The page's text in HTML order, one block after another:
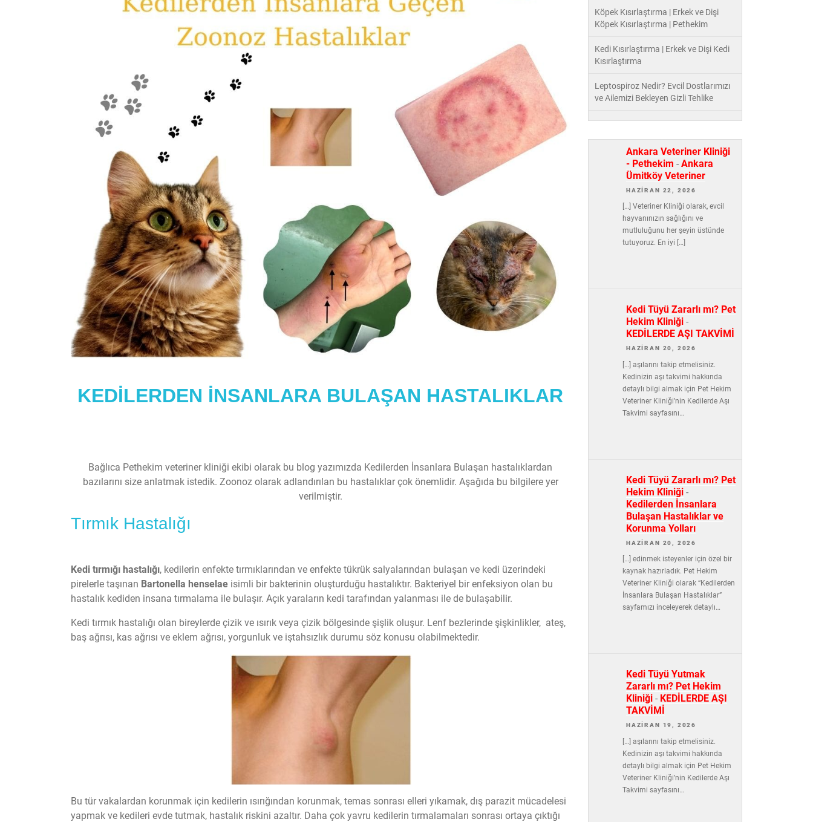
KEDİLERDEN İNSANLARA BULAŞAN HASTALIKLAR
Bağlıca Pethekim veteriner kliniği ekibi olarak bu blog yazımızda Kedilerden İnsanlara Bulaşan hastalıklardan
bazılarını size anlatmak istedik. Zoonoz olarak adlandırılan bu hastalıklar çok önemlidir. Aşağıda bu bilgilere yer
verilmiştir.
Tırmık Hastalığı
Kedi tırmığı hastalığı, kedilerin enfekte tırmıklarından ve enfekte tükrük salyalarından bulaşan ve kedi üzerindeki
pirelerle taşınan Bartonella henselae isimli bir bakterinin oluşturduğu hastalıktır. Bakteriyel bir enfeksiyon olan bu
hastalık kediden insana tırmalama ile bulaşır. Açık yaraların kedi tarafından yalanması ile de bulaşabilir.
Kedi tırmık hastalığı olan bireylerde çizik ve ısırık veya çizik bölgesinde şişlik oluşur. Lenf bezlerinde şişkinlikler, ateş,
baş ağrısı, kas ağrısı ve eklem ağrısı, yorgunluk ve iştahsızlık durumu söz konusu olabilmektedir.
Bu tür vakalardan korunmak için kedilerin ısırığından korunmak, temas sonrası elleri yıkamak, dış parazit mücadelesi
yapmak ve kedileri evde tutmak, hastalık riskini azaltır. Daha çok yavru kedilerin tırmalamaları sonrası ortaya çıktığı
Köpek Kısırlaştırma | Erkek ve Dişi
Köpek Kısırlaştırma | Pethekim
Kedi Kısırlaştırma | Erkek ve Dişi Kedi
Kısırlaştırma
Leptospiroz Nedir? Evcil Dostlarımızı
ve Ailemizi Bekleyen Gizli Tehlike
Ankara Veteriner Kliniği
- Pethekim - Ankara
Ümitköy Veteriner
HAZIRAN 22, 2026
[…] Veteriner Kliniği olarak, evcil
hayvanınızın sağlığını ve
mutluluğunu her şeyin üstünde
tutuyoruz. En iyi […]
Kedi Tüyü Zararlı mı? Pet
Hekim Kliniği -
KEDİLERDE AŞI TAKVİMİ
HAZIRAN 20, 2026
[…] aşılarını takip etmelisiniz.
Kedinizin aşı takvimi hakkında
detaylı bilgi almak için Pet Hekim
Veteriner Kliniği’nin Kedilerde Aşı
Takvimi sayfasını…
Kedi Tüyü Zararlı mı? Pet
Hekim Kliniği -
Kedilerden İnsanlara
Bulaşan Hastalıklar ve
Korunma Yolları
HAZIRAN 20, 2026
[…] edinmek isteyenler için özel bir
kaynak hazırladık. Pet Hekim
Veteriner Kliniği olarak “Kedilerden
İnsanlara Bulaşan Hastalıklar”
sayfamızı inceleyerek detaylı…
Kedi Tüyü Yutmak
Zararlı mı? Pet Hekim
Kliniği - KEDİLERDE AŞI
TAKVİMİ
HAZIRAN 19, 2026
[…] aşılarını takip etmelisiniz.
Kedinizin aşı takvimi hakkında
detaylı bilgi almak için Pet Hekim
Veteriner Kliniği’nin Kedilerde Aşı
Takvimi sayfasını…